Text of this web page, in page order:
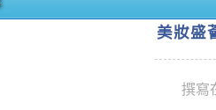
美妝盛
撰寫